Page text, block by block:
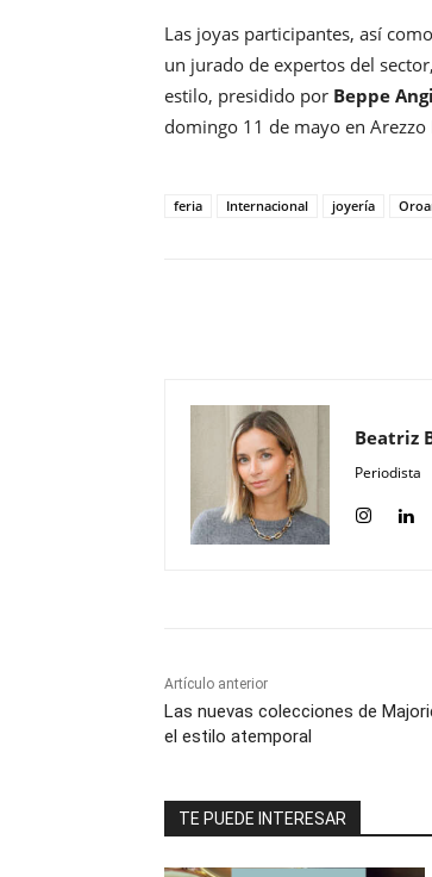
Las joyas participantes, así
un jurado de expertos del
estilo, presidido por Beppe
domingo 11 de mayo en Arezzo
feria Internacional joyería
Beatriz
Periodista
Artículo anterior
Las nuevas colecciones de
el estilo atemporal
TE PUEDE INTERESAR